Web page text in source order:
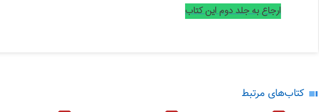
ارجاع به جلد دوم این کتابلطفاً انتقادات و پیشنهادات خود را ارسال نمایید.
کتاب‌های مرتبط